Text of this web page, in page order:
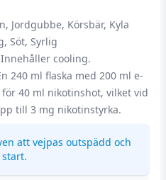
Jordgubbe, Körsbär, Kyla
Söt, Syrlig
Innehåller cooling.
240 ml flaska med 200 ml e-
40 ml nikotinshot, vilket vid
till 3 mg nikotinstyrka.
att vejpas outspädd och